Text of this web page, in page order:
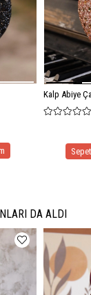
Kalp Abiye
DA ALDI